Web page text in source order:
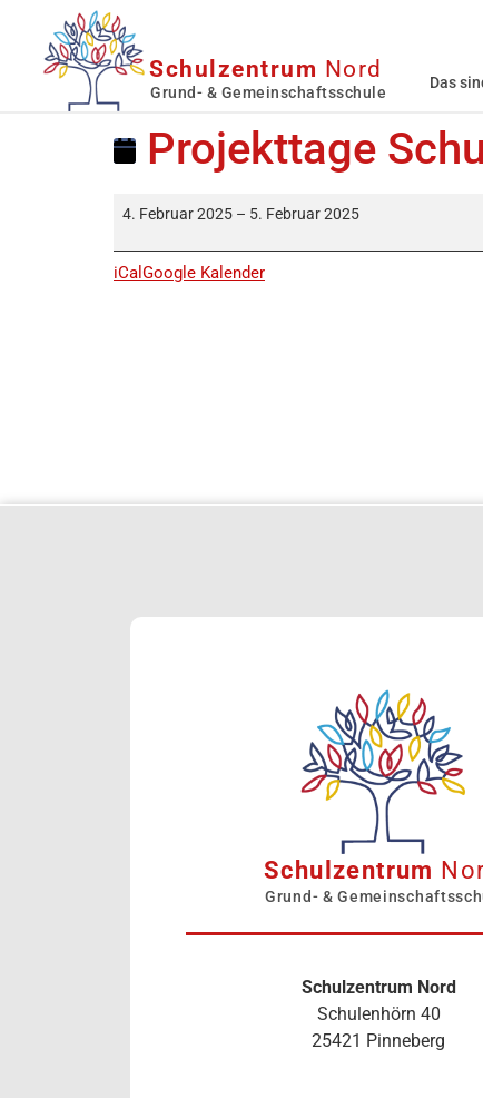
Schulzentrum Nord
Grund- & Gemeinschaftsschule
Das
Projekttage
4. Februar 2025 – 5. Februar 2025
iCal Google Kalender
Schulzentrum
Grund- &
Schulzentrum Nord
Schulenhörn 40
25421 Pinneberg